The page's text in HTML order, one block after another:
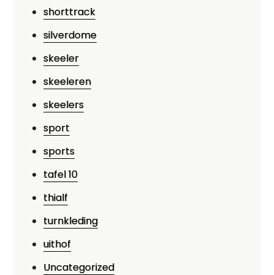
shorttrack
silverdome
skeeler
skeeleren
skeelers
sport
sports
tafel 10
thialf
turnkleding
uithof
Uncategorized